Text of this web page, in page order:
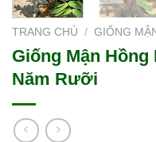
TRANG CHỦ / GIỐNG
Giống Mận
Năm Rưỡi